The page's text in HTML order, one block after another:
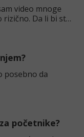
video mnoge
Da li bi ste
posebno da
početnike?